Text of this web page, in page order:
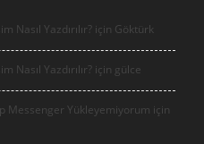
Nasıl Yazdırılır? için Göktürk
Nasıl Yazdırılır? için gülce
Messenger Yükleyemiyorum için